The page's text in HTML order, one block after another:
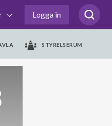
Logga in
STYRELSERUM